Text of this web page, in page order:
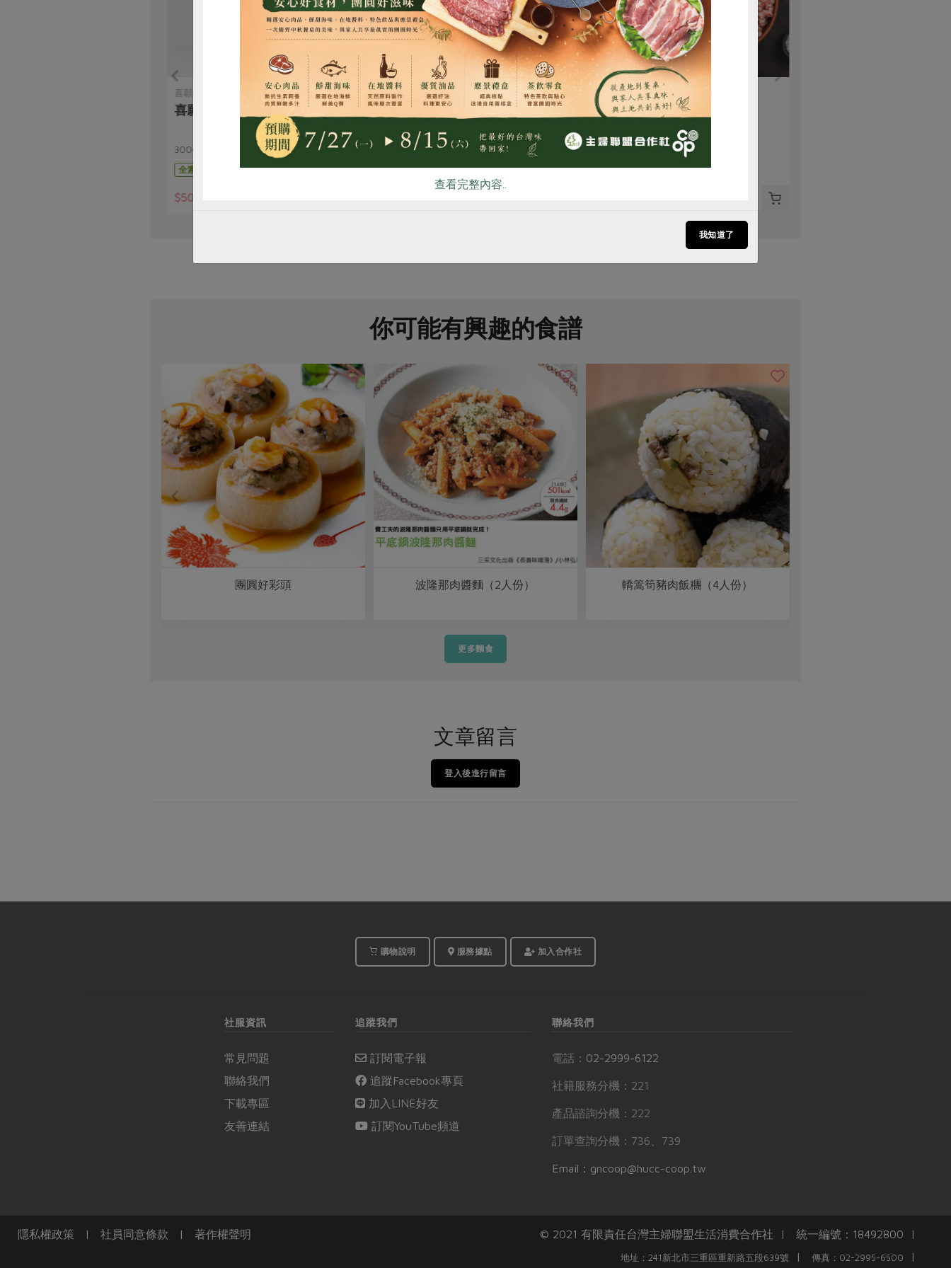
喜願行
喜願全麥麵條-300g
300公克(1包3束；每束100克)
全素
$50
名記豆腐有限公司
板豆腐-440g
440公克
全素
冷藏
信功實業股份有限公司
絞肉-300g
300克
葷
冷凍
信功實業股份有限公司
絞肉(粗粒)300g
300公克
葷
冷凍
你可能有興趣的食譜
團圓好彩頭 波隆那肉醬麵（2人份） 轎篙筍豬肉飯糰（4人份）
更多麵食
文章留言
登入後進行留言
購物說明 服務據點 加入合作社
社服資訊
常見問題
聯絡我們
下載專區
友善連結
追蹤我們
訂閱電子報
追蹤Facebook專頁
加入LINE好友
訂閱YouTube頻道
聯絡我們
電話： 02-2999-6122
社籍服務分機：221
產品諮詢分機：222
訂單查詢分機：736、739
Email：gncoop@hucc-coop.tw
隱私權政策 | 社員同意條款 | 著作權聲明 © 2021 有限責任台灣主婦聯盟生活消費合作社 | 統一編號：18492800 |
地址：241新北市三重區重新路五段639號 | 傳真：02-2995-6500 |
惜食 RPET 食譜 減硝酸鹽 雞蛋 食安 共同購買
查看完整內容..
我知道了